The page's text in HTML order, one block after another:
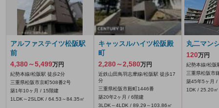
アルファステイツ松阪駅
前
4,380～5,499万円
紀勢本線/松阪駅 徒歩2分
三重県松阪市京町508番2号
築1年10ヶ月 / 15階建
1LDK～2SLDK / 64.53～84.35㎡
キャッスルハイツ松阪殿
町
2,280～2,580万円
近鉄山田鳥羽志摩線/松阪駅 徒歩17
分
三重県松阪市殿町1446番
築20年2ヶ月 / 6階建
3LDK～4LDK / 89.29～103.86㎡
丸二マン
120万円
紀勢本線/松阪
三重県松阪市
築45年5ヶ月 /
1DK / 25.20㎡